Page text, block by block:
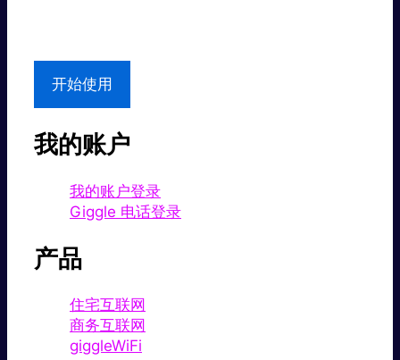
开始使用
我的账户
我的账户登录
Giggle 电话登录
产品
住宅互联网
商务互联网
giggleWiFi